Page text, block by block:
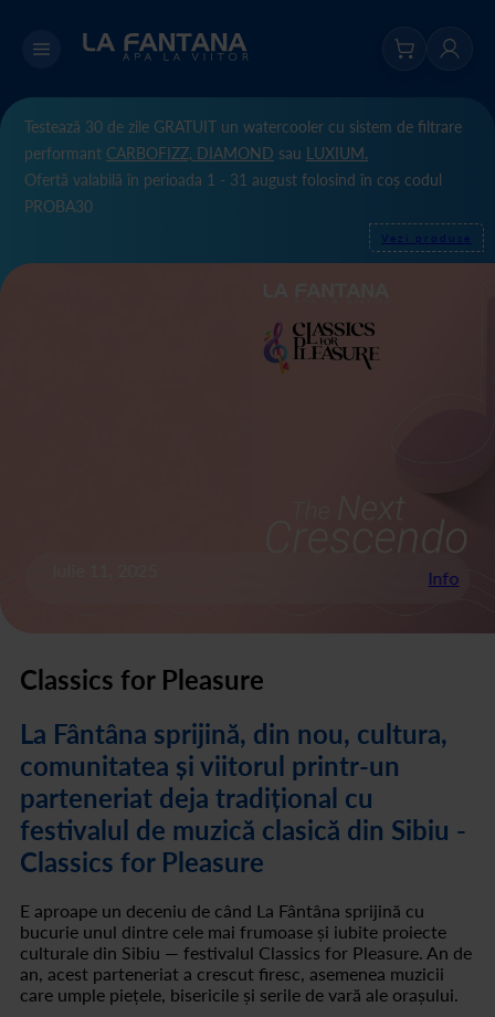
Testează 30 de zile GRATUIT un watercooler cu sistem de filtrare
performant CARBOFIZZ, DIAMOND sau LUXIUM.
Ofertă valabilă în perioada 1 - 31 august folosind în coș codul
PROBA30
Vezi produse
Info
Classics for Pleasure
La Fântâna sprijină, din nou, cultura,
comunitatea și viitorul printr-un
parteneriat deja tradițional cu
festivalul de muzică clasică din Sibiu -
Classics for Pleasure
E aproape un deceniu de când La Fântâna sprijină cu
bucurie unul dintre cele mai frumoase și iubite proiecte
culturale din Sibiu — festivalul Classics for Pleasure. An de
an, acest parteneriat a crescut firesc, asemenea muzicii
care umple piețele, bisericile și serile de vară ale orașului.